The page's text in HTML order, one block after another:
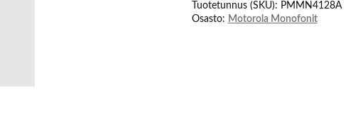
Mic
määrä
Tuotetunnus (SKU): PMMN4128A
Osasto: Motorola Monofonit